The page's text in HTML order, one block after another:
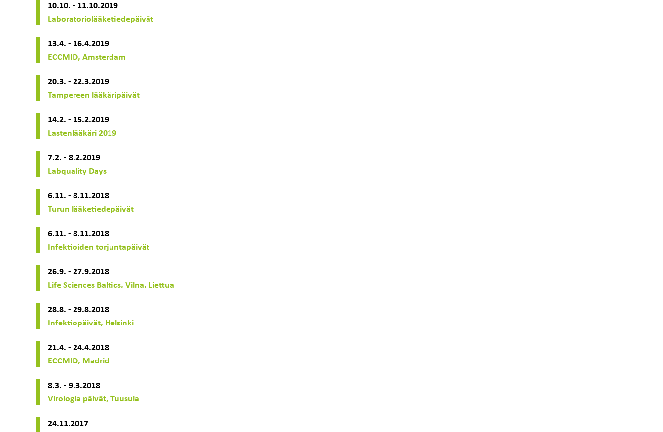
10.10. - 11.10.2019
Laboratoriolääketiedepäivät
13.4. - 16.4.2019
ECCMID, Amsterdam
20.3. - 22.3.2019
Tampereen lääkäripäivät
14.2. - 15.2.2019
Lastenlääkäri 2019
7.2. - 8.2.2019
Labquality Days
6.11. - 8.11.2018
Turun lääketiedepäivät
6.11. - 8.11.2018
Infektioiden torjuntapäivät
26.9. - 27.9.2018
Life Sciences Baltics, Vilna, Liettua
28.8. - 29.8.2018
Infektiopäivät, Helsinki
21.4. - 24.4.2018
ECCMID, Madrid
8.3. - 9.3.2018
Virologia päivät, Tuusula
24.11.2017